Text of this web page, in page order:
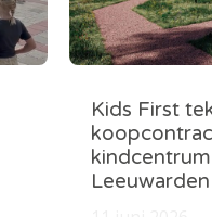
Kids First
Leeuwarden